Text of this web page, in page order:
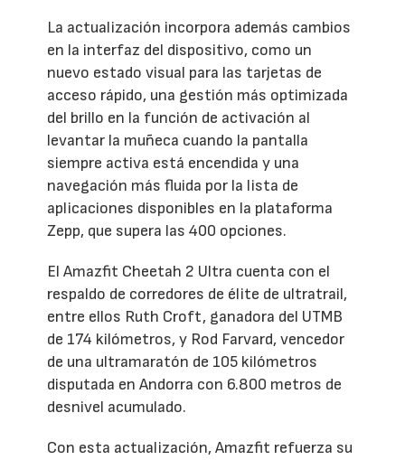
La actualización incorpora además cambios
en la interfaz del dispositivo, como un
nuevo estado visual para las tarjetas de
acceso rápido, una gestión más optimizada
del brillo en la función de activación al
levantar la muñeca cuando la pantalla
siempre activa está encendida y una
navegación más fluida por la lista de
aplicaciones disponibles en la plataforma
Zepp, que supera las 400 opciones.
El Amazfit Cheetah 2 Ultra cuenta con el
respaldo de corredores de élite de ultratrail,
entre ellos Ruth Croft, ganadora del UTMB
de 174 kilómetros, y Rod Farvard, vencedor
de una ultramaratón de 105 kilómetros
disputada en Andorra con 6.800 metros de
desnivel acumulado.
Con esta actualización, Amazfit refuerza su